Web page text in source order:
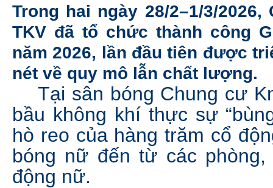
Trong hai ngày 28/2–1/3/
TKV đã tổ chức thành công
năm 2026, lần đầu tiên được
nét về quy mô lẫn chất lượng.
Tại sân bóng Chung cư
bầu không khí thực sự
hò reo của hàng trăm cổ
bóng nữ đến từ các
động nữ.